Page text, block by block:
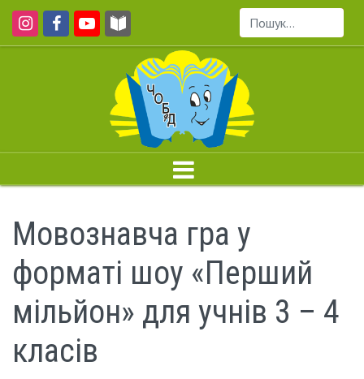
Пошук...
Мовознавча гра у
форматі шоу «Перший
мільйон» для учнів 3 – 4
класів